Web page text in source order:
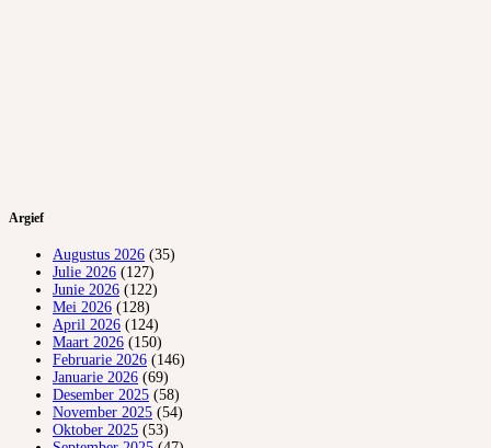
Argief
Augustus 2026 (35)
Julie 2026 (127)
Junie 2026 (122)
Mei 2026 (128)
April 2026 (124)
Maart 2026 (150)
Februarie 2026 (146)
Januarie 2026 (69)
Desember 2025 (58)
November 2025 (54)
Oktober 2025 (53)